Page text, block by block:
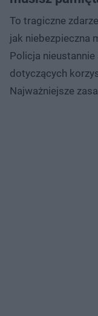
To tragiczne
jak niebezpieczna
Policja
dotyczących
Najważniejsze